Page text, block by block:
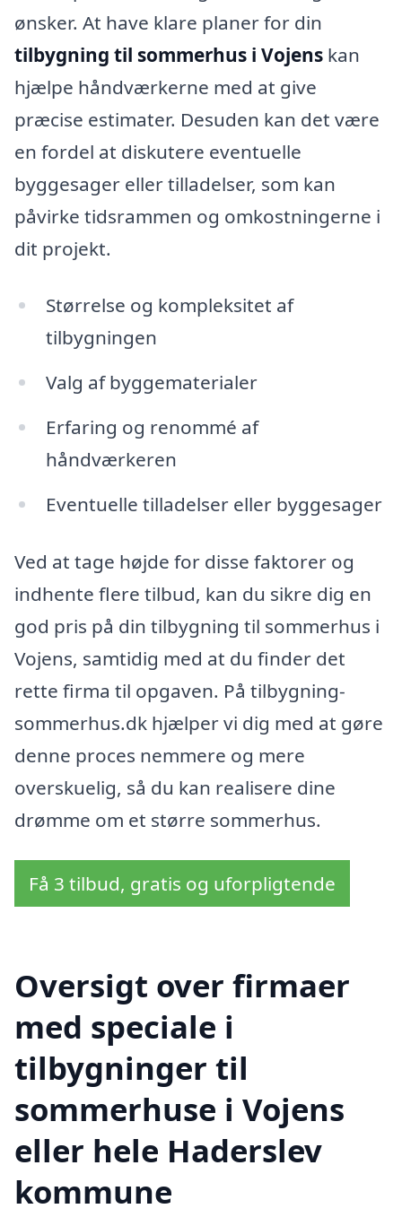
ønsker. At have klare planer for din
tilbygning til sommerhus i Vojens kan
hjælpe håndværkerne med at give
præcise estimater. Desuden kan det være
en fordel at diskutere eventuelle
byggesager eller tilladelser, som kan
påvirke tidsrammen og omkostningerne i
dit projekt.
Størrelse og kompleksitet af
tilbygningen
Valg af byggematerialer
Erfaring og renommé af
håndværkeren
Eventuelle tilladelser eller byggesager
Ved at tage højde for disse faktorer og
indhente flere tilbud, kan du sikre dig en
god pris på din tilbygning til sommerhus i
Vojens, samtidig med at du finder det
rette firma til opgaven. På tilbygning-
sommerhus.dk hjælper vi dig med at gøre
denne proces nemmere og mere
overskuelig, så du kan realisere dine
drømme om et større sommerhus.
Få 3 tilbud, gratis og uforpligtende
Oversigt over firmaer
med speciale i
tilbygninger til
sommerhuse i Vojens
eller hele Haderslev
kommune